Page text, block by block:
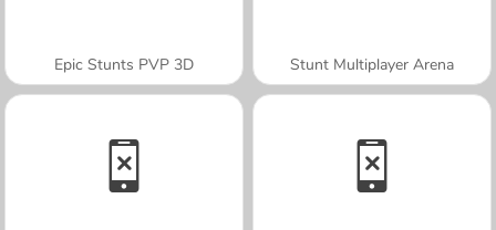
Epic Stunts PVP 3D Stunt Multiplayer Arena